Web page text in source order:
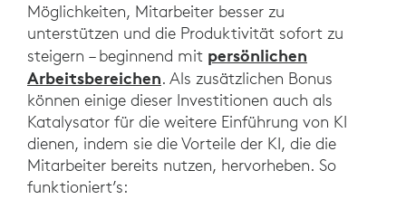
Möglichkeiten, Mitarbeiter besser zu
unterstützen und die Produktivität sofort zu
steigern – beginnend mit persönlichen
Arbeitsbereichen. Als zusätzlichen Bonus
können einige dieser Investitionen auch als
Katalysator für die weitere Einführung von KI
dienen, indem sie die Vorteile der KI, die die
Mitarbeiter bereits nutzen, hervorheben. So
funktioniert’s: